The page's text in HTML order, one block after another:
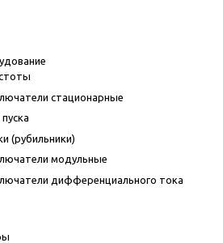
стационарные
(рубильники)
модульные
дифференциального тока